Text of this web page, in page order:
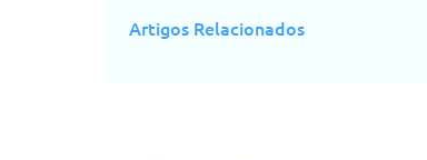
Artigos Relacionados